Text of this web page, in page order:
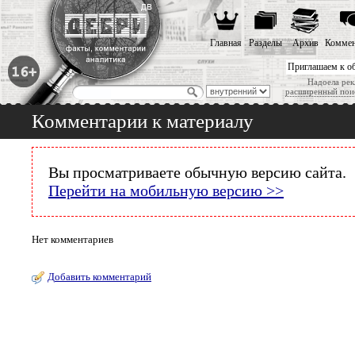
Приглашаем к
Надоела
расширенный
Главная Разделы Архив
Комментарии к материалу
Вы просматриваете обычную версию сайта.
Перейти на мобильную версию >>
Нет комментариев
Добавить комментарий